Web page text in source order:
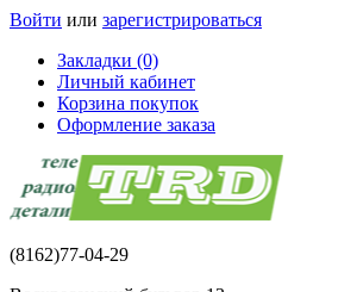
Войти или зарегистрироваться
Закладки (0)
Личный кабинет
Корзина покупок
Оформление заказа
(8162)77-04-29